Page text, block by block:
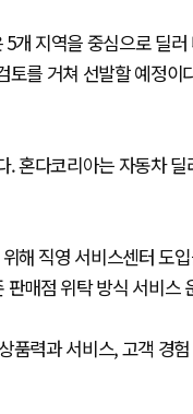
개 지역을 중심으로 딜
를 거쳐 선발할 예정
혼다코리아는 자동차
해 직영 서비스센터 도
매점 위탁 방식 서비
품력과 서비스, 고객 경